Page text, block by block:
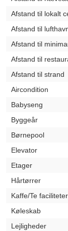
Afstand til lokalt
Afstand til
Afstand til
Afstand til
Afstand til strand
Aircondition
Babyseng
Byggeår
Børnepool
Elevator
Etager
Hårtørrer
Kaffe/Te faciliteter
Køleskab
Lejligheder